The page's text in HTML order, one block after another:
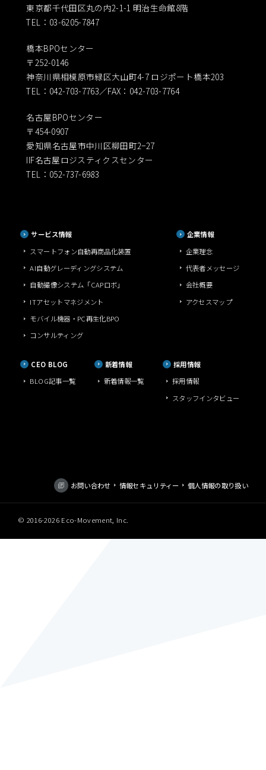
東京都千代田区丸の内2-1-1 明治生命館8階
TEL：03-6205-7847
橋本BPOセンター
〒252-0146
神奈川県相模原市緑区大山町4-7 ロジポート橋本203
TEL：042-703-7763／FAX：042-703-7764
名古屋BPOセンター
〒454-0907
愛知県名古屋市中川区柳田町2−27
IIF名古屋ロジスティクスセンター
TEL：052-737-6983
サービス情報
スマートフォン自動再商品化装置
AI自動グレーディングシステム
自動撮像システム「CAPロボ」
ITアセットマネジメント
モバイル機器・PC再生化BPO
コンサルティング
企業情報
企業理念
代表者メッセージ
会社概要
アクセスマップ
CEO BLOG
BLOG記事一覧
新着情報
新着情報一覧
採用情報
採用情報
スタッフインタビュー
お問い合わせ 情報セキュリティー 個人情報の取り扱い
© 2016-2026 Eco-Movement, Inc.